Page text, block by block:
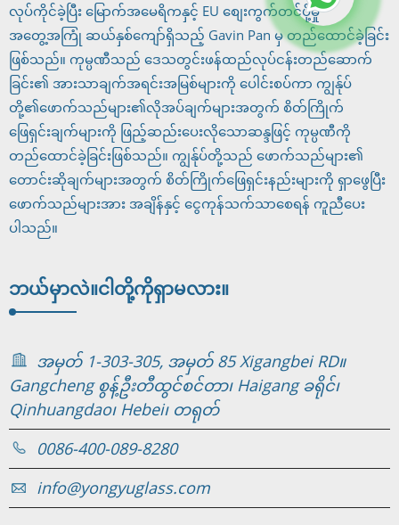
လုပ်ကိုင်ခဲ့ပြီး မြောက်အမေရိကနှင့် EU စျေးကွက်တင်ပို့မှု
အတွေ့အကြုံ ဆယ်နှစ်ကျော်ရှိသည့် Gavin Pan မှ တည်ထောင်ခဲ့ခြင်း
ဖြစ်သည်။ ကုမ္ပဏီသည် ဒေသတွင်းဖန်ထည်လုပ်ငန်းတည်ဆောက်
ခြင်း၏ အားသာချက်အရင်းအမြစ်များကို ပေါင်းစပ်ကာ ကျွန်ုပ်
တို့၏ဖောက်သည်များ၏လိုအပ်ချက်များအတွက် စိတ်ကြိုက်
ဖြေရှင်းချက်များကို ဖြည့်ဆည်းပေးလိုသောဆန္ဒဖြင့် ကုမ္ပဏီကို
တည်ထောင်ခဲ့ခြင်းဖြစ်သည်။ ကျွန်ုပ်တို့သည် ဖောက်သည်များ၏
တောင်းဆိုချက်များအတွက် စိတ်ကြိုက်ဖြေရှင်းနည်းများကို ရှာဖွေပြီး
ဖောက်သည်များအား အချိန်နှင့် ငွေကုန်သက်သာစေရန် ကူညီပေး
ပါသည်။
ဘယ်မှာလဲ။ငါတို့ကိုရှာမလား။
အမှတ် 1-303-305, အမှတ် 85 Xigangbei RD။
Gangcheng စွန့်ဦးတီထွင်စင်တာ၊ Haigang ခရိုင်၊
Qinhuangdao၊ Hebei၊ တရုတ်
0086-400-089-8280
info@yongyuglass.com